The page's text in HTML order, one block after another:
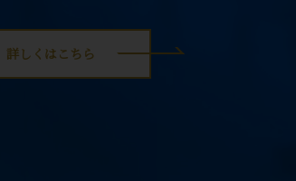
詳しくはこちら